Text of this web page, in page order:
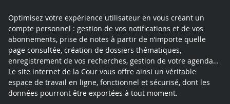
Optimisez votre expérience utilisateur en vous créant un
compte personnel : gestion de vos notifications et de vos
abonnements, prise de notes à partir de n’importe quelle
page consultée, création de dossiers thématiques,
enregistrement de vos recherches, gestion de votre agenda…
Le site internet de la Cour vous offre ainsi un véritable
espace de travail en ligne, fonctionnel et sécurisé, dont les
données pourront être exportées à tout moment.